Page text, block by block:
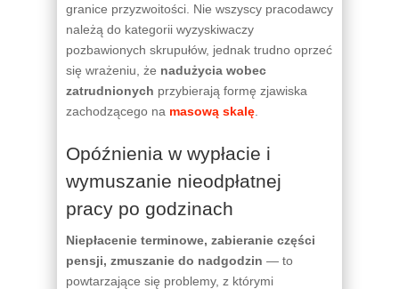
granice przyzwoitości. Nie wszyscy pracodawcy
należą do kategorii wyzyskiwaczy
pozbawionych skrupułów, jednak trudno oprzeć
się wrażeniu, że nadużycia wobec
zatrudnionych przybierają formę zjawiska
zachodzącego na masową skalę
Opóźnienia w wypłacie i
wymuszanie nieodpłatnej
pracy po godzinach
Niepłacenie terminowe, zabieranie części
pensji, zmuszanie do nadgodzin — to
powtarzające się problemy, z którymi